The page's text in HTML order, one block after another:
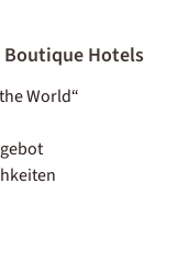
Boutique Hotels
World“